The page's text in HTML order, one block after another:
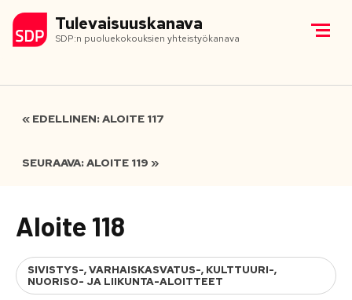
Tulevaisuuskanava
SDP:n puoluekokouksien yhteistyökanava
« EDELLINEN: ALOITE 117
SEURAAVA: ALOITE 119 »
Aloite 118
SIVISTYS-, VARHAISKASVATUS-, KULTTUURI-,
NUORISO- JA LIIKUNTA-ALOITTEET